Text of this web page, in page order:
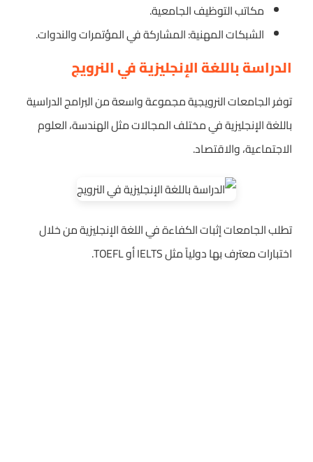
مكاتب التوظيف الجامعية.
الشبكات المهنية: المشاركة في المؤتمرات والندوات.
الدراسة باللغة الإنجليزية في النرويج
توفر الجامعات النرويجية مجموعة واسعة من البرامج الدراسية
باللغة الإنجليزية في مختلف المجالات مثل الهندسة، العلوم
الاجتماعية، والاقتصاد.
تطلب الجامعات إثبات الكفاءة في اللغة الإنجليزية من خلال
اختبارات معترف بها دولياً مثل IELTS أو TOEFL.